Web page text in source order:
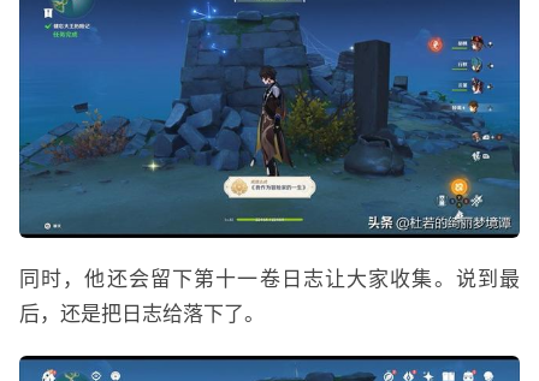
同时，他还会留下第十一卷日志让大家收集。说到最
后，还是把日志给落下了。